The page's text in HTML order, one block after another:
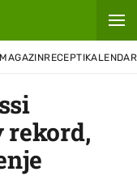
MAGAZINRECEPTIKALENDAR
rekord,